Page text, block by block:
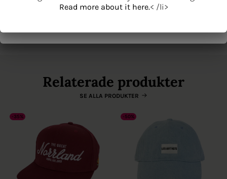
Se mer från Cayler & Sons
Relaterade produkter
SE ALLA PRODUKTER
-35% -50%
Origin' on the server where you host the image.
Read more about it here.< /li>